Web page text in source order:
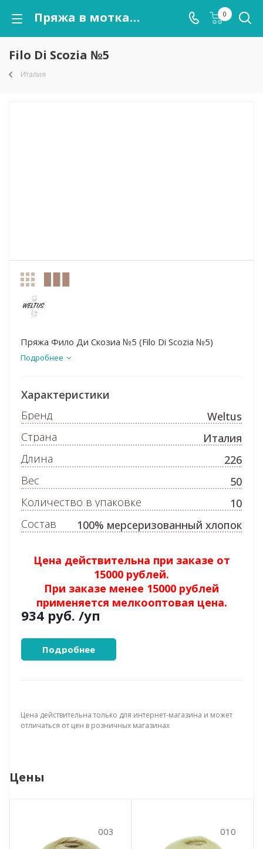
Пряжа в мотках Filo Di Scozia №5 оптом от kutnor.ru 0
Filo Di Scozia №5
Италия
Пряжа Фило Ди Скозиа №5 (Filo Di Scozia №5)
Подробнее
Цена действительна при заказе от
15000 рублей.
При заказе менее 15000 рублей
применяется мелкооптовая цена.
934 руб. /уп
Подробнее
Характеристики
Бренд
Weltus
Страна
Италия
Длина
226
Вес
50
Количество в упаковке
10
Состав
100% мерсеризованный хлопок
Цена действительна только для интернет-магазина и может
отличаться от цен в розничных магазинах
Цены
003 010